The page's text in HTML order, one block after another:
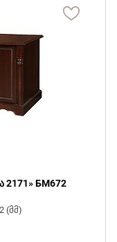
2171» БМ672
(მმ)